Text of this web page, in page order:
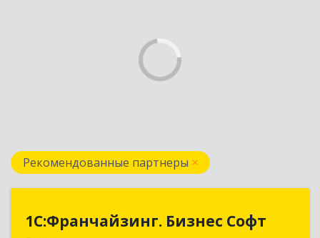
Рекомендованные партнеры
1C:Франчайзинг. Бизнес Софт
1C:Франчайзинг. Бизнес Софт